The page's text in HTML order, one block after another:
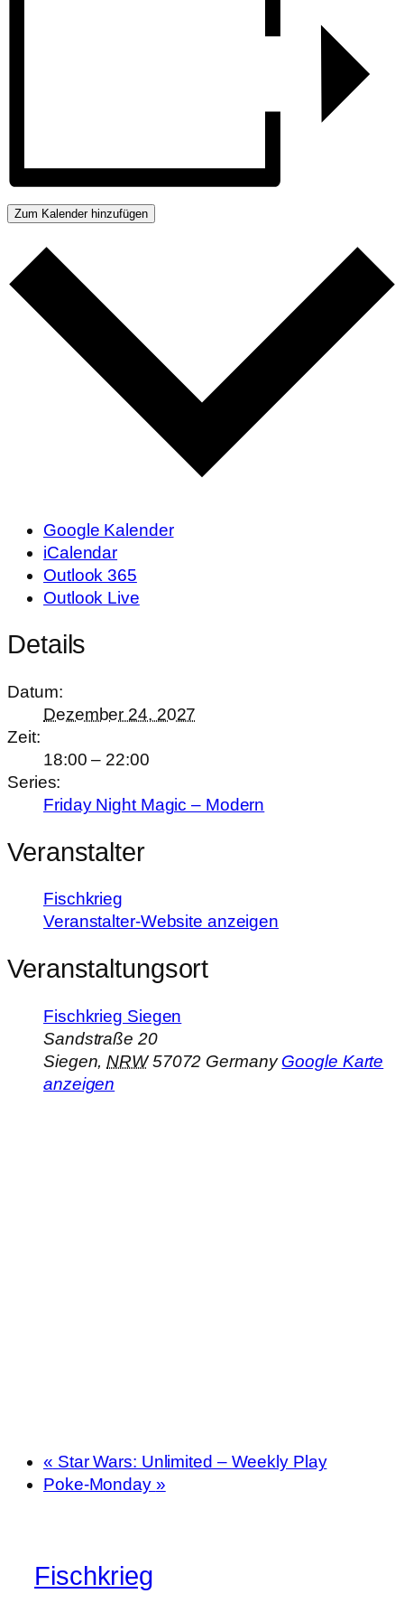
Zum Kalender hinzufügen
Google Kalender
iCalendar
Outlook 365
Outlook Live
Details
Datum:
Dezember 24, 2027
Zeit:
18:00 – 22:00
Series:
Friday Night Magic – Modern
Veranstalter
Fischkrieg
Veranstalter-Website anzeigen
Veranstaltungsort
Fischkrieg Siegen
Sandstraße 20
Siegen, NRW 57072 Germany Google Karte
anzeigen
« Star Wars: Unlimited – Weekly Play
Poke-Monday »
Fischkrieg